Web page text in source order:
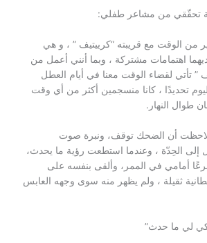
تحقّقي من مشاعر طفلي:
من الوقت مع قريبته “كرييتيف ” ، و هي
اهتمامات مشتركة ، وبما أنني أعمل من
” تأتي لقضاء الوقت معنا في أيام العطل
تحديدًا ، كانا منسجمين أكثر من أي وقت
طوال النهار.
لاحظت أن الضحك توقف، ونبرة صوت
إلى الحِدّة ، وعندما استطعت رؤية ما يحدث،
أمامي في الممر، وألقى بنفسه على
ثقيلة ، ولم يظهر منه سوى وجهه العابس
لي ما حدث”